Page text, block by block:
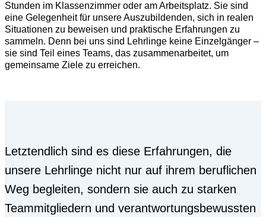
Stunden im Klassenzimmer oder am Arbeitsplatz. Sie sind
eine Gelegenheit für unsere Auszubildenden, sich in realen
Situationen zu beweisen und praktische Erfahrungen zu
sammeln. Denn bei uns sind Lehrlinge keine Einzelgänger –
sie sind Teil eines Teams, das zusammenarbeitet, um
gemeinsame Ziele zu erreichen.
Letztendlich sind es diese Erfahrungen, die
unsere Lehrlinge nicht nur auf ihrem beruflichen
Weg begleiten, sondern sie auch zu starken
Teammitgliedern und verantwortungsbewussten